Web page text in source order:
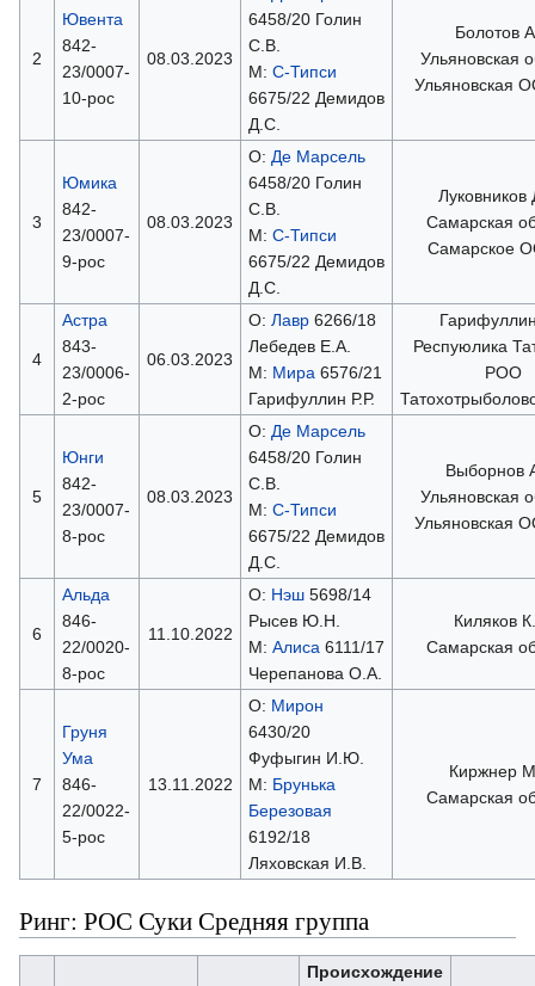
2
Ювента
842-
23/0007-
10-рос
08.03.2023
6458/20 Голин
С.В.
М: С-Типси
6675/22 Демидов
Д.С.
Болотов
Ульяновская
Ульяновская
3
Юмика
842-
23/0007-
9-рос
08.03.2023
О: Де Марсель
6458/20 Голин
С.В.
М: С-Типси
6675/22 Демидов
Д.С.
Самарская
Самарское
4
Астра
843-
23/0006-
2-рос
06.03.2023
О: Лавр6266/18
Лебедев Е.А.
М: Мира 6576/21
Гарифуллин Р.Р.
Респуюлика
РОО
5
Юнги
842-
23/0007-
8-рос
08.03.2023
О: Де Марсель
6458/20 Голин
С.В.
М: С-Типси
6675/22 Демидов
Д.С.
Выборнов
Ульяновская
Ульяновская
6
Альда
846-
22/0020-
8-рос
11.10.2022
О: Нэш5698/14
Рысев Ю.Н.
М: Алиса 6111/17
Черепанова О.А.
Киляков
Самарская
7
Груня
Ума
846-
22/0022-
5-рос
13.11.2022
О: Мирон
6430/20
Фуфыгин И.Ю.
М: Брунька
Березовая
6192/18
Ляховская И.В.
Киржнер
Самарская
Ринг: РОС Суки Средняя группа
Происхождение